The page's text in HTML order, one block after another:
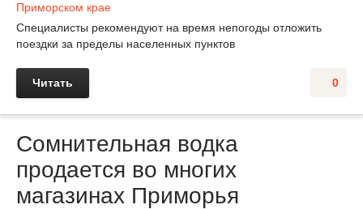
Специалисты рекомендуют на время непогоды отложить
поездки за пределы населенных пунктов
0
Читать
Сомнительная водка
продается во многих
магазинах Приморья